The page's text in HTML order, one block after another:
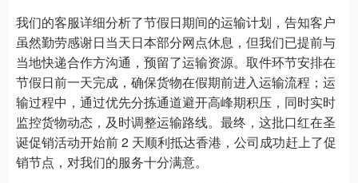
我们的客服详细分析了节假日期间的运输计划，告知客户
虽然勤劳感谢日当天日本部分网点休息，但我们已提前与
当地快递合作方沟通，预留了运输资源。取件环节安排在
节假日前一天完成，确保货物在假期前进入运输流程；运
输过程中，通过优先分拣通道避开高峰期积压，同时实时
监控货物动态，及时调整运输路线。最终，这批口红在圣
诞促销活动开始前 2 天顺利抵达香港，公司成功赶上了促
销节点，对我们的服务十分满意。